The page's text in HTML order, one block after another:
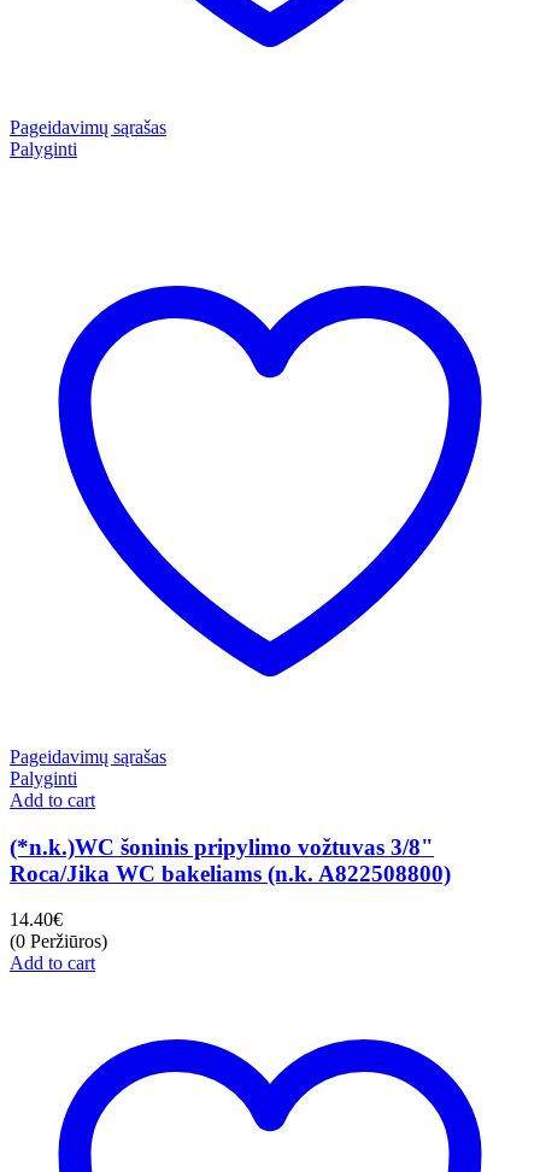
Pageidavimų sąrašas
Palyginti
Pageidavimų sąrašas
Palyginti
Add to cart
(*n.k.)WC šoninis pripylimo vožtuvas 3/8"
Roca/Jika WC bakeliams (n.k. A822508800)
14.40€
(0 Peržiūros)
Add to cart